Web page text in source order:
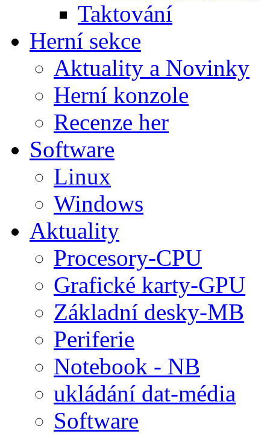
Taktování
Herní sekce
Aktuality a Novinky
Herní konzole
Recenze her
Software
Linux
Windows
Aktuality
Procesory-CPU
Grafické karty-GPU
Základní desky-MB
Periferie
Notebook - NB
ukládání dat-média
Software